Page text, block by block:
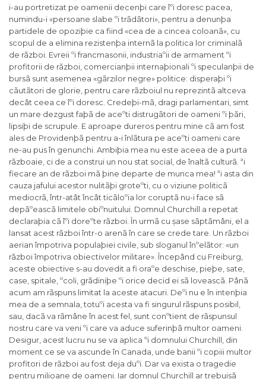
i-au portretizat pe oamenii decenþi care îºi doresc pacea,
numindu-i «persoane slabe ºi trãdãtori», pentru a denunþa
partidele de opoziþie ca fiind «cea de a cincea coloanã», cu
scopul de a elimina rezistenþa internã la politica lor criminalã
de rãzboi. Evreii ºi francmasonii, industriaºii de armament ºi
profitorii de rãzboi, comercianþii internaþionali ºi speculanþii de
bursã sunt asemenea «gãrzilor negre» politice: disperaþi ºi
cãutãtori de glorie, pentru care rãzboiul nu reprezintã altceva
decât ceea ce îºi doresc. Credeþi-mã, dragi parlamentari, simt
un mare dezgust faþã de aceºti distrugãtori de oameni ºi þãri,
lipsiþi de scrupule. E aproape dureros pentru mine cã am fost
ales de Providenþã pentru a-i înlãtura pe aceºti oameni care
ne-au pus în genunchi. Ambiþia mea nu este aceea de a purta
rãzboaie, ci de a construi un nou stat social, de înaltã culturã. ªi
fiecare an de rãzboi mã þine departe de munca mea! ªi asta din
cauza jafului acestor nulitãþi groteºti, cu o viziune politicã
mediocrã, într-atât încât ticãloºia lor coruptã nu-i face sã
depãºeascã limitele obiºnuitului. Domnul Churchill a repetat
declaraþia cã îºi doreºte rãzboi. În urmã cu șase sãptãmâni, el a
lansat acest rãzboi într-o arenã în care se crede tare. Un rãzboi
aerian împotriva populaþiei civile, sub sloganul înºelãtor: «un
rãzboi împotriva obiectivelor militare». Începând cu Freiburg,
aceste obiective s-au dovedit a fi oraºe deschise, pieþe, sate,
case, spitale, ºcoli, grãdiniþe ºi orice decid ei sã loveascã. Pânã
acum am rãspuns limitat la aceste atacuri. Deºi nu e în intenþia
mea de a semnala, totuºi acesta va fi singurul rãspuns posibil,
sau, dacã va rãmâne în acest fel, sunt conºtient de rãspunsul
nostru care va veni ºi care va aduce suferinþã multor oameni.
Desigur, acest lucru nu se va aplica ºi domnului Churchill, din
moment ce se va ascunde în Canada, unde banii ºi copiii multor
profitori de rãzboi au fost deja duºi. Dar va exista o tragedie
pentru milioane de oameni. Iar domnul Churchill ar trebuisã